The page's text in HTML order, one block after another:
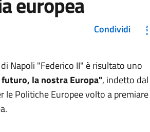
Condividi
Napoli "Federico II" è risultato uno
la nostra Europa", indetto dal
le Politiche Europee volto a premiare